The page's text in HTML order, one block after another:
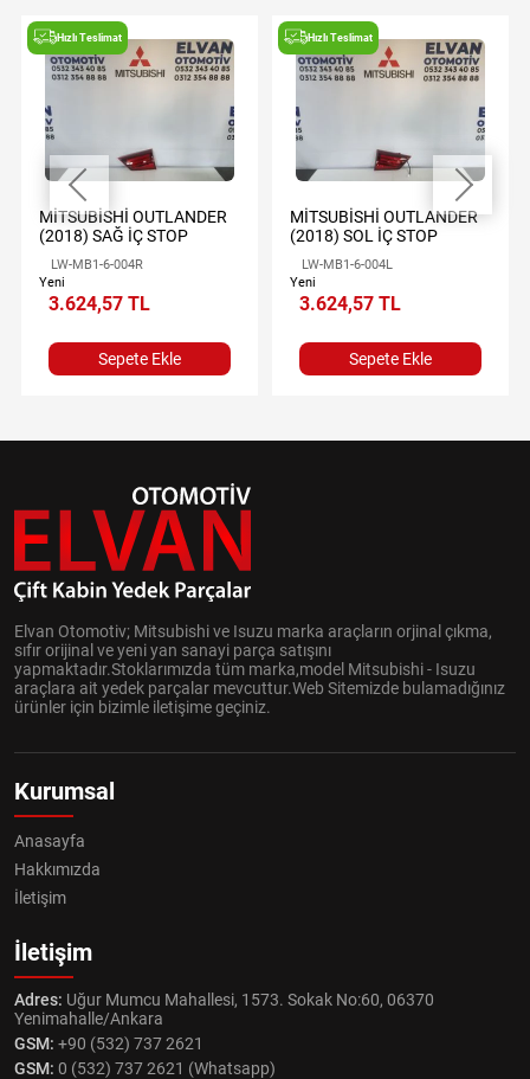
Hızlı Teslimat
MİTSUBİSHİ OUTLANDER
(2018) SAĞ İÇ STOP
LW-MB1-6-004R
Yeni
3.624,57 TL
Sepete Ekle
Hızlı Teslimat
MİTSUBİSHİ OUTLANDER
(2018) SOL İÇ STOP
LW-MB1-6-004L
Yeni
3.624,57 TL
Sepete Ekle
Elvan Otomotiv; Mitsubishi ve Isuzu marka araçların orjinal çıkma,
sıfır orijinal ve yeni yan sanayi parça satışını
yapmaktadır.Stoklarımızda tüm marka,model Mitsubishi - Isuzu
araçlara ait yedek parçalar mevcuttur.Web Sitemizde bulamadığınız
ürünler için bizimle iletişime geçiniz.
Kurumsal
Anasayfa
Hakkımızda
İletişim
İletişim
Adres: Uğur Mumcu Mahallesi, 1573. Sokak No:60, 06370
Yenimahalle/Ankara
GSM: +90 (532) 737 2621
GSM: 0 (532) 737 2621 (Whatsapp)